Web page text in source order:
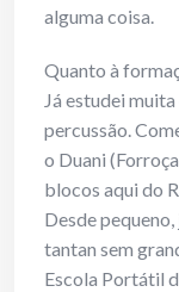
alguma coisa.
Quanto à
Já estudei
percussão.
o Duani
blocos aqui do
Desde
tantan sem
Escola Portátil